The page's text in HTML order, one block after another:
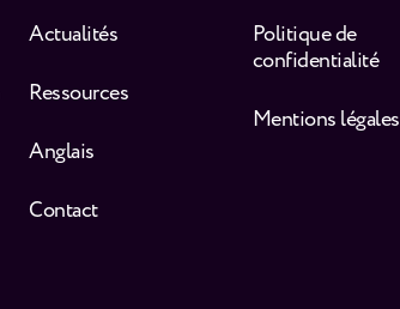
Actualités
Ressources
Anglais
Contact
Politique de
confidentialité
Mentions légales